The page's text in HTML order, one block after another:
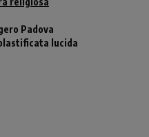
Padova
lucida